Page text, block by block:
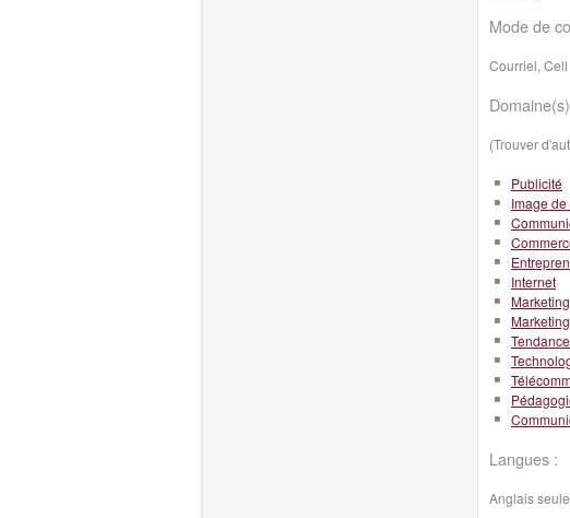
Mode de
Courriel, Cell
(Trouver
Publicité
Image
Internet
Marketing
Marketing
Langues :
Anglais